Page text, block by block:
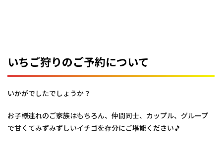
いちご狩りのご予約について
いかがでしたでしょうか？
お子様連れのご家族はもちろん、仲間同士、カップル、グループ
で甘くてみずみずしいイチゴを存分にご堪能ください🎵